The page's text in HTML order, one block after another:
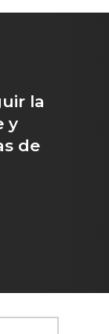
la
y
de